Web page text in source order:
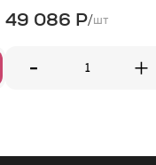
49 086 Р/шт
- +